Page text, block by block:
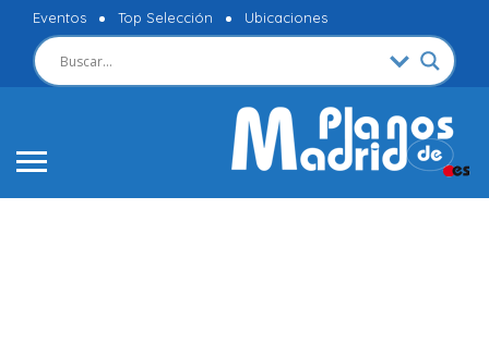
Eventos Top Selección Ubicaciones